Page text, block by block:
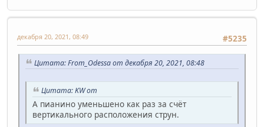
#5235
декабря 20, 2021, 08:49
Цитата: From_Odessa от декабря 20, 2021, 08:48
Цитата: KW от
А пианино уменьшено как раз за счёт
вертикального расположения струн.